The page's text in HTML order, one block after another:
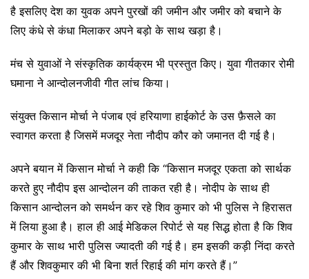
है इसलिए देश का युवक अपने पुरखों की जमीन और जमीर को बचाने के
लिए कंधे से कंधा मिलाकर अपने बड़ो के साथ खड़ा है।
मंच से युवाओं ने संस्कृतिक कार्यक्रम भी प्रस्तुत किए। युवा गीतकार रोमी
घमाना ने आन्दोलनजीवी गीत लांच किया।
संयुक्त किसान मोर्चा ने पंजाब एवं हरियाणा हाईकोर्ट के उस फ़ैसले का
स्वागत करता है जिसमें मजदूर नेता नौदीप कौर को जमानत दी गई है।
अपने बयान में किसान मोर्चा ने कही कि “किसान मजदूर एकता को सार्थक
करते हुए नौदीप इस आन्दोलन की ताकत रही है। नोदीप के साथ ही
किसान आन्दोलन को समर्थन कर रहे शिव कुमार को भी पुलिस ने हिरासत
में लिया हुआ है। हाल ही आई मेडिकल रिपोर्ट से यह सिद्ध होता है कि शिव
कुमार के साथ भारी पुलिस ज्यादती की गई है। हम इसकी कड़ी निंदा करते
हैं और शिवकुमार की भी बिना शर्त रिहाई की मांग करते हैं।”